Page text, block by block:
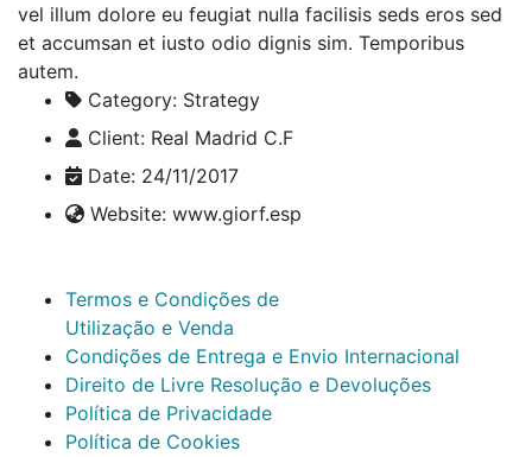
vel illum dolore eu feugiat nulla facilisis seds eros sed
et accumsan et iusto odio dignis sim. Temporibus
autem.
Category: Strategy
Client: Real Madrid C.F
Date: 24/11/2017
Website: www.giorf.esp
Termos e Condições de
Utilização e Venda
Condições de Entrega e Envio Internacional
Direito de Livre Resolução e Devoluções
Política de Privacidade
Política de Cookies